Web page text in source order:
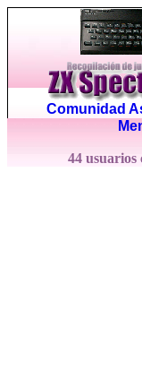
Comunidad
44 usuarios